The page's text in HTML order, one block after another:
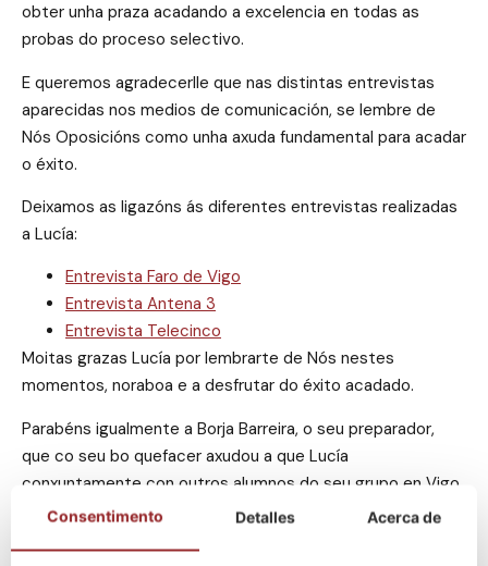
obter unha praza acadando a excelencia en todas as
probas do proceso selectivo.
E queremos agradecerlle que nas distintas entrevistas
aparecidas nos medios de comunicación, se lembre de
Nós Oposicións como unha axuda fundamental para acadar
o éxito.
Deixamos as ligazóns ás diferentes entrevistas realizadas
a Lucía:
Entrevista Faro de Vigo
Entrevista Antena 3
Entrevista Telecinco
Moitas grazas Lucía por lembrarte de Nós nestes
momentos, noraboa e a desfrutar do éxito acadado.
Parabéns igualmente a Borja Barreira, o seu preparador,
que co seu bo quefacer axudou a que Lucía
conxuntamente con outros alumnos do seu grupo en Vigo
obtiveran praza.
Para o vindeiro curso Borja, impartirá ademais do grupo de
Consentimento Detalles Acerca de